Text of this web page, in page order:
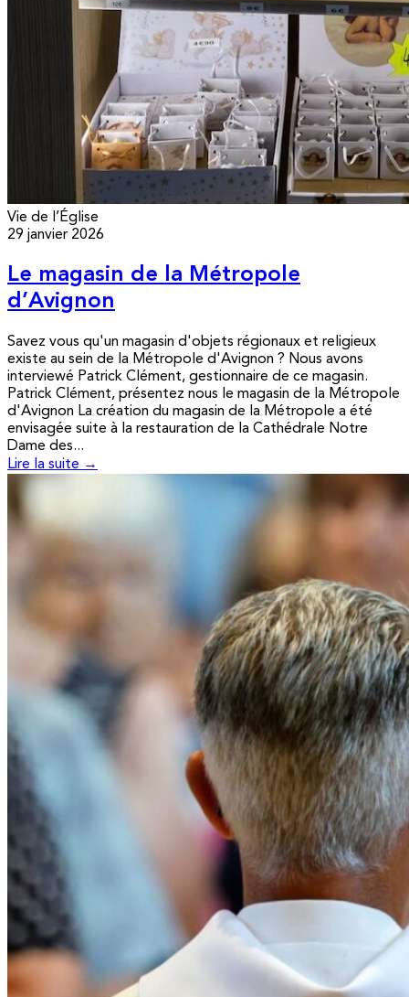
Vie de l’Église
29 janvier 2026
Le magasin de la Métropole
d’Avignon
Savez vous qu'un magasin d'objets régionaux et religieux
existe au sein de la Métropole d'Avignon ? Nous avons
interviewé Patrick Clément, gestionnaire de ce magasin.
Patrick Clément, présentez nous le magasin de la Métropole
d'Avignon La création du magasin de la Métropole a été
envisagée suite à la restauration de la Cathédrale Notre
Dame des...
Lire la suite →